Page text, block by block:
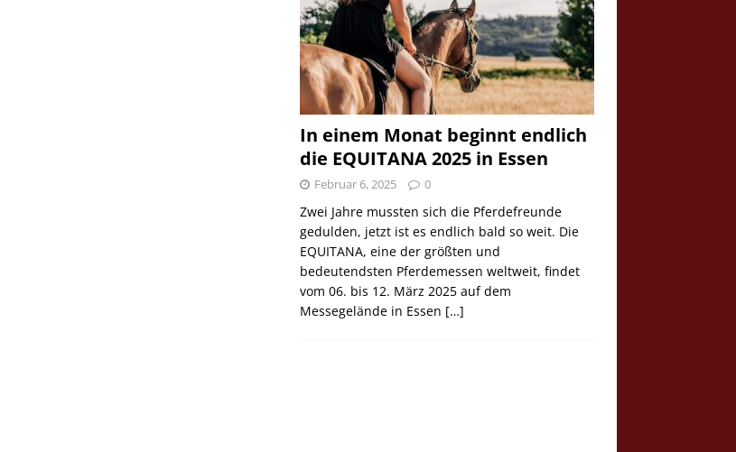
In einem Monat beginnt endlich
die EQUITANA 2025 in Essen
Februar 6, 2025 0
Zwei Jahre mussten sich die Pferdefreunde
gedulden, jetzt ist es endlich bald so weit. Die
EQUITANA, eine der größten und
bedeutendsten Pferdemessen weltweit, findet
vom 06. bis 12. März 2025 auf dem
Messegelände in Essen […]